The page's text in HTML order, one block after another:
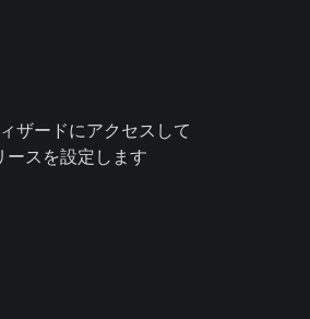
ザードにアクセスして
ースを設定します